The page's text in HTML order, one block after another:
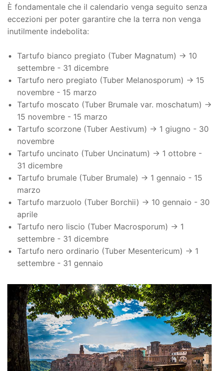
È fondamentale che il calendario venga seguito senza
eccezioni per poter garantire che la terra non venga
inutilmente indebolita:
Tartufo bianco pregiato (Tuber Magnatum) → 10
settembre - 31 dicembre
Tartufo nero pregiato (Tuber Melanosporum) → 15
novembre - 15 marzo
Tartufo moscato (Tuber Brumale var. moschatum) →
15 novembre - 15 marzo
Tartufo scorzone (Tuber Aestivum) → 1 giugno - 30
novembre
Tartufo uncinato (Tuber Uncinatum) → 1 ottobre -
31 dicembre
Tartufo brumale (Tuber Brumale) → 1 gennaio - 15
marzo
Tartufo marzuolo (Tuber Borchii) → 10 gennaio - 30
aprile
Tartufo nero liscio (Tuber Macrosporum) → 1
settembre - 31 dicembre
Tartufo nero ordinario (Tuber Mesentericum) → 1
settembre - 31 gennaio